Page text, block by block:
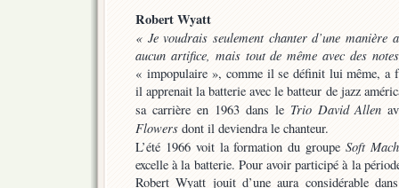
Robert Wyatt
« Je voudrais seulement chanter d’une
aucun artifice, mais tout de même avec des
« impopulaire », comme il se définit lui même, a
il apprenait la batterie avec le batteur de jazz
sa carrière en 1963 dans le Trio David Allen
Flowers dont il deviendra le chanteur.
L’été 1966 voit la formation du groupe Soft
excelle à la batterie. Pour avoir participé à la
Robert Wyatt jouit d’une aura considérable